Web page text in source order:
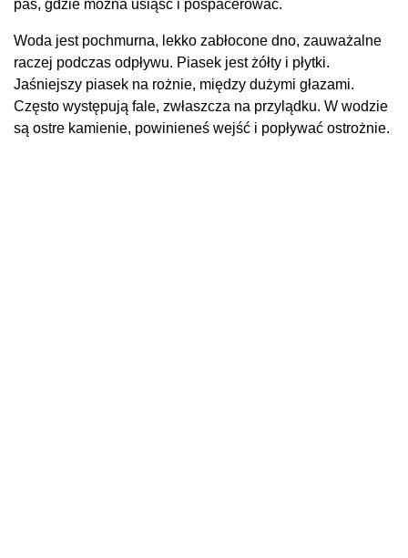
pas, gdzie można usiąść i pospacerować.
Woda jest pochmurna, lekko zabłocone dno, zauważalne
raczej podczas odpływu. Piasek jest żółty i płytki.
Jaśniejszy piasek na rożnie, między dużymi głazami.
Często występują fale, zwłaszcza na przylądku. W wodzie
są ostre kamienie, powinieneś wejść i popływać ostrożnie.